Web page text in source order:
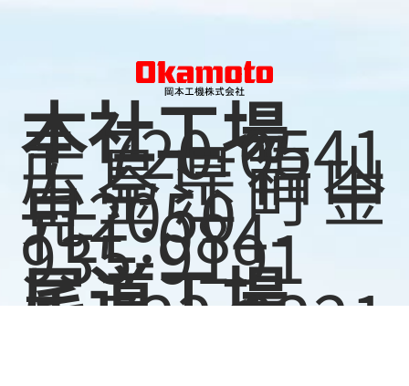
本社工場
〒720-0541
広島県福山
市金江町金
見2050
TEL:084-
935-9191
尾道工場
〒722-0221
広島県尾道